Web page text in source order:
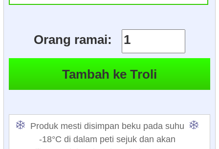
Orang ramai:
Produk mesti disimpan beku pada suhu
-18°C di dalam peti sejuk dan akan